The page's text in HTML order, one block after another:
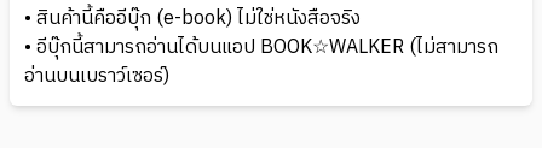
• สินค้านี้คืออีบุ๊ก (e-book) ไม่ใช่หนังสือจริง
• อีบุ๊กนี้สามารถอ่านได้บนแอป BOOK☆WALKER (ไม่สามารถ
อ่านบนเบราว์เซอร์)